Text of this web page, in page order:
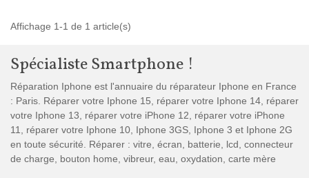
Affichage 1-1 de 1 article(s)
Spécialiste Smartphone !
Réparation Iphone est l'annuaire du réparateur Iphone en France
: Paris. Réparer votre Iphone 15, réparer votre Iphone 14, réparer
votre Iphone 13, réparer votre iPhone 12, réparer votre iPhone
11, réparer votre Iphone 10, Iphone 3GS, Iphone 3 et Iphone 2G
en toute sécurité. Réparer : vitre, écran, batterie, lcd, connecteur
de charge, bouton home, vibreur, eau, oxydation, carte mère